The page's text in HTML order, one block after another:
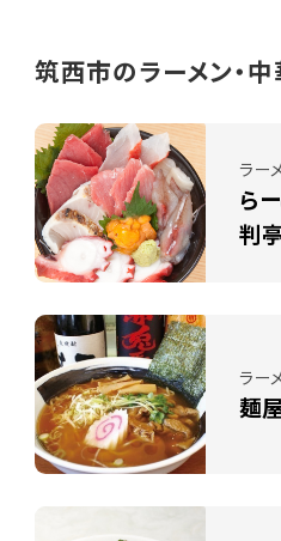
筑西市のラーメン・
ラー
ら
判
ラー
麺